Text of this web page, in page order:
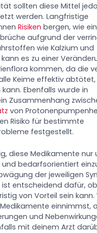
sollten diese Mittel
werden. Langfristige
Risiken bergen, wie
aufgrund der
wie Kalzium und
es zu einer
kommen, da die
Keime effektiv abtötet,
Ebenfalls wurde in
Zusammenhang
von
Risiko für bestimmte
festgestellt.
diese Medikamente nur
bedarfsorientiert
der jeweiligen
entscheidend dafür,
von Vorteil sein kann.
einnimmst,
und
mit deinem Arzt